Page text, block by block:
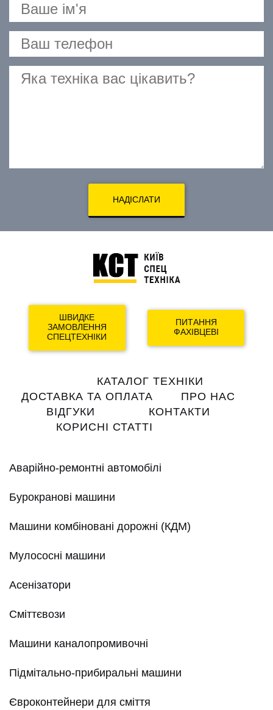
НАДІСЛАТИ
ШВИДКЕ
ЗАМОВЛЕННЯ
СПЕЦТЕХНІКИ
ПИТАННЯ
ФАХІВЦЕВІ
navigation
КАТАЛОГ ТЕХНІКИ
ДОСТАВКА ТА ОПЛАТА
ПРО НАС
ВІДГУКИ
КОНТАКТИ
КОРИСНІ СТАТТІ
Аварійно-ремонтні автомобілі
Бурокранові машини
Машини комбіновані дорожні (КДМ)
Мулососні машини
Асенізатори
Сміттєвози
Машини каналопромивочні
Підмітально-прибиральні машини
Євроконтейнери для сміття